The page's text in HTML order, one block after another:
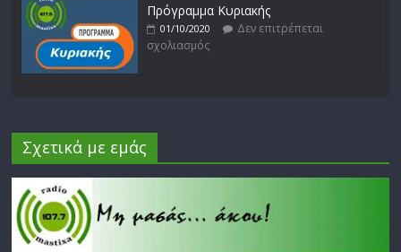
Πρόγραμμα Κυριακής
01/10/2020
Δεν επιτρέπεται
σχολιασμός
Σχετικά με εμάς